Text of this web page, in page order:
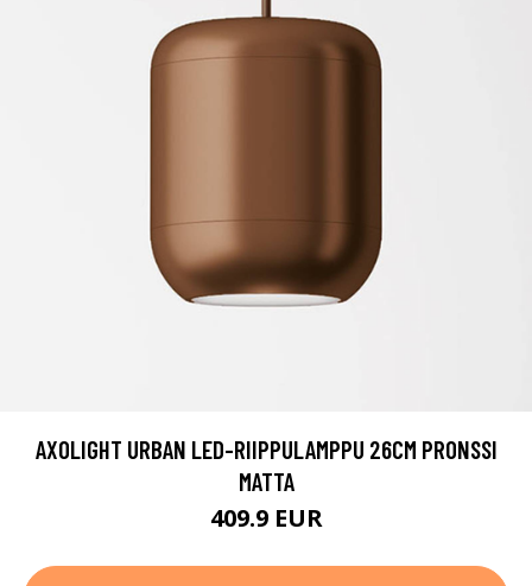
AXOLIGHT URBAN LED-RIIPPULAMPPU 26CM PRONSSI
MATTA
409.9 EUR